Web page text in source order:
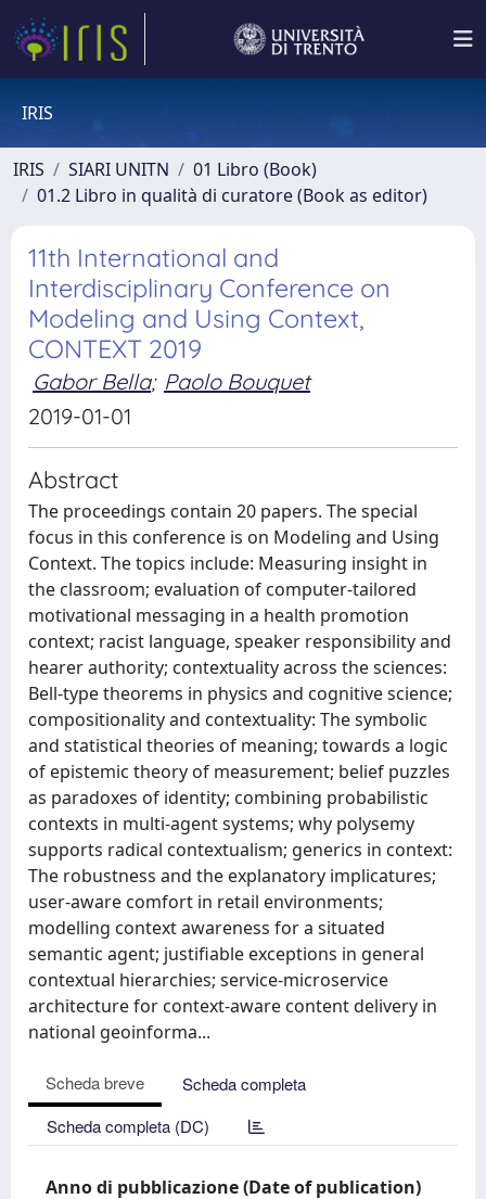
IRIS
IRIS SIARI UNITN
01 Libro (Book)
01.2 Libro in qualità di curatore (Book as editor)
11th International and
Interdisciplinary Conference on
Modeling and Using Context,
CONTEXT 2019
Gabor Bella; Paolo Bouquet
2019-01-01
Abstract
The proceedings contain 20 papers. The special
focus in this conference is on Modeling and Using
Context. The topics include: Measuring insight in
the classroom; evaluation of computer-tailored
motivational messaging in a health promotion
context; racist language, speaker responsibility and
hearer authority; contextuality across the sciences:
Bell-type theorems in physics and cognitive science;
compositionality and contextuality: The symbolic
and statistical theories of meaning; towards a logic
of epistemic theory of measurement; belief puzzles
as paradoxes of identity; combining probabilistic
contexts in multi-agent systems; why polysemy
supports radical contextualism; generics in context:
The robustness and the explanatory implicatures;
user-aware comfort in retail environments;
modelling context awareness for a situated
semantic agent; justifiable exceptions in general
contextual hierarchies; service-microservice
architecture for context-aware content delivery in
national geoinforma...
Scheda breve
Scheda completa
Scheda completa (DC)
Anno di pubblicazione (Date of publication)